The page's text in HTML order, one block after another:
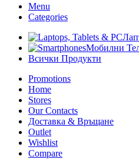
Menu
Categories
Мобилни
Всички Продукти
Promotions
Home
Stores
Our Contacts
Доставка & Връщане
Outlet
Wishlist
Compare